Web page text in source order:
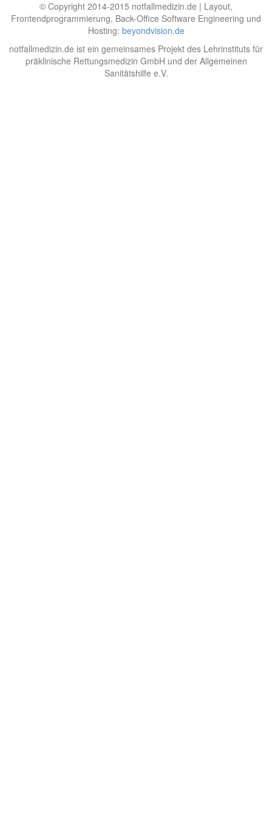
© Copyright 2014-2015 notfallmedizin.de | Layout,
Frontendprogrammierung, Back-Office Software Engineering und
Hosting: beyondvision.de
notfallmedizin.de ist ein gemeinsames Projekt des Lehrinstituts für
präklinische Rettungsmedizin GmbH und der Allgemeinen
Sanitätshilfe e.V.